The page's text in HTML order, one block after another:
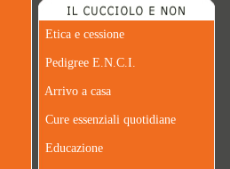
Etica e cessione
Pedigree E.N.C.I.
Arrivo a casa
Cure essenziali quotidiane
Educazione